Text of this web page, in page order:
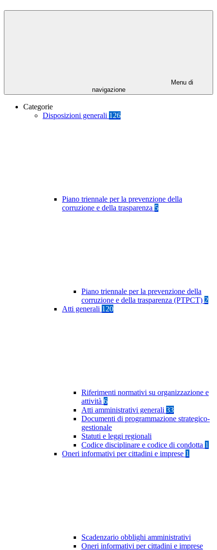
Menu di
navigazione
Categorie
Disposizioni generali 126
Piano triennale per la prevenzione della
corruzione e della trasparenza 5
Piano triennale per la prevenzione della
corruzione e della trasparenza (PTPCT) 2
Atti generali 120
Riferimenti normativi su organizzazione e
attività 6
Atti amministrativi generali 33
Documenti di programmazione strategico-
gestionale
Statuti e leggi regionali
Codice disciplinare e codice di condotta 1
Oneri informativi per cittadini e imprese 1
Scadenzario obblighi amministrativi
Oneri informativi per cittadini e imprese